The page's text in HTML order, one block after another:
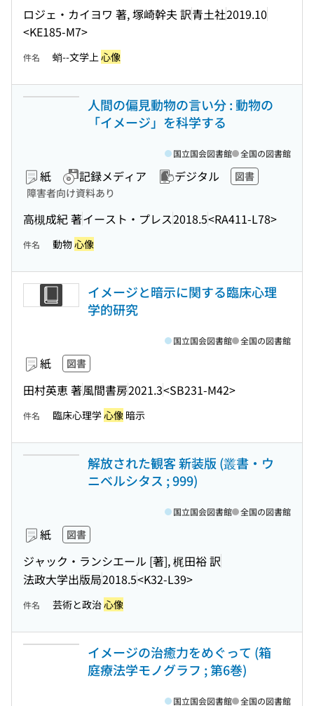
ロジェ・カイヨワ 著, 塚崎幹夫 訳青土社2019.10
<KE185-M7>
件名 蛸--文学上心像
人間の偏見動物の言い分 : 動物の
「イメージ」を科学する
紙 記録メディア デジタル
図書
障害者向け資料あり
高槻成紀 著イースト・プレス2018.5<RA411-L78>
国立国会図書館 全国の図書館
件名 動物心像
イメージと暗示に関する臨床心理
学的研究
紙 図書
田村英恵 著風間書房2021.3<SB231-M42>
国立国会図書館 全国の図書館
件名 臨床心理学心像 暗示
解放された観客 新装版 (叢書・ウ
ニベルシタス ; 999)
紙 図書
ジャック・ランシエール [著], 梶田裕 訳
法政大学出版局2018.5<K32-L39>
国立国会図書館 全国の図書館
件名 芸術と政治心像
イメージの治癒力をめぐって (箱
庭療法学モノグラフ ; 第6巻)
国立国会図書館 全国の図書館